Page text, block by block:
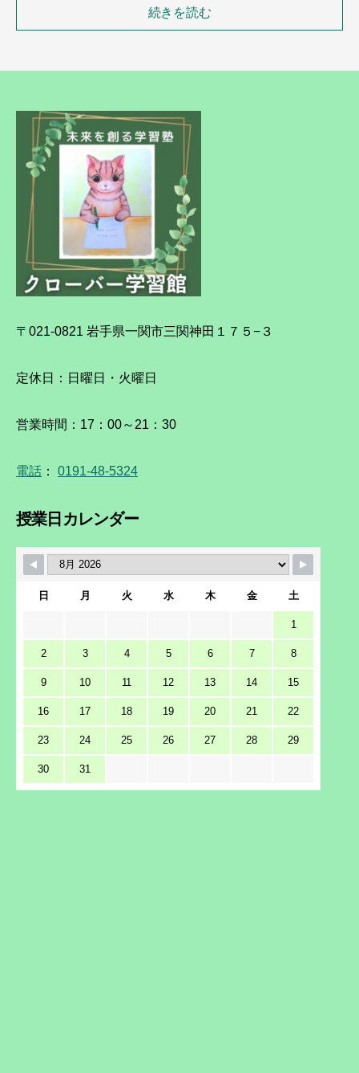
続きを読む
〒021-0821 岩手県一関市三関神田１７５−３
定休日：日曜日・火曜日
営業時間：17：00～21：30
電話 ： 0191-48-5324
授業日カレンダー
日 月 火 水 木 金 土
1
2 3 4 5 6 7 8
9 10 11 12 13 14 15
16 17 18 19 20 21 22
23 24 25 26 27 28 29
30 31